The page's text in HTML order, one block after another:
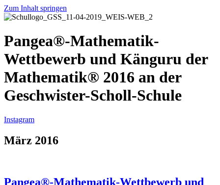
Zum Inhalt springen
Pangea®-Mathematik-
Wettbewerb und Känguru der
Mathematik® 2016 an der
Geschwister-Scholl-Schule
Instagram
März 2016
Pangea®-Mathematik-Wettbewerb und